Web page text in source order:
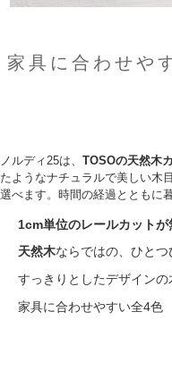
家具に合わせや
ノルディ25は、 TOSOの天然木
たようなナチュラルで美しい木
選べます。時間の経過とともに
1cm単位のレールカットが
天然木ならではの、ひと
すっきりとしたデザイン
家具に合わせやすい全4色